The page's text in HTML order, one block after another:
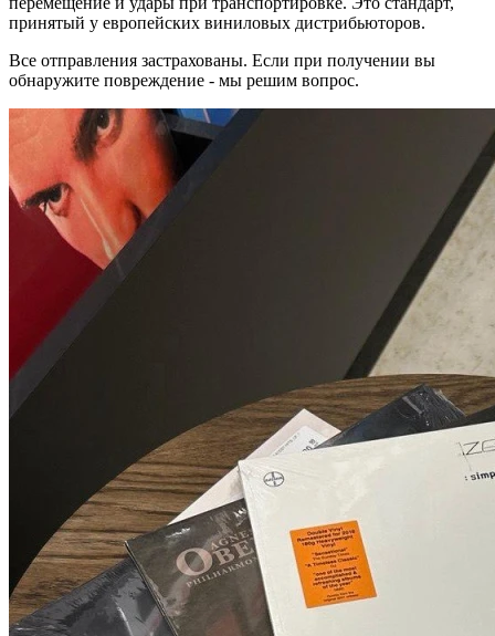
принятый у европейских виниловых дистрибьюторов.
Все отправления застрахованы. Если при получении вы
обнаружите повреждение - мы решим вопрос.